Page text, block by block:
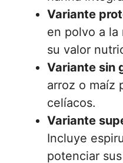
Variante
en polvo a la
su valor
Variante sin
arroz o maíz
celíacos.
Variante
Incluye
potenciar